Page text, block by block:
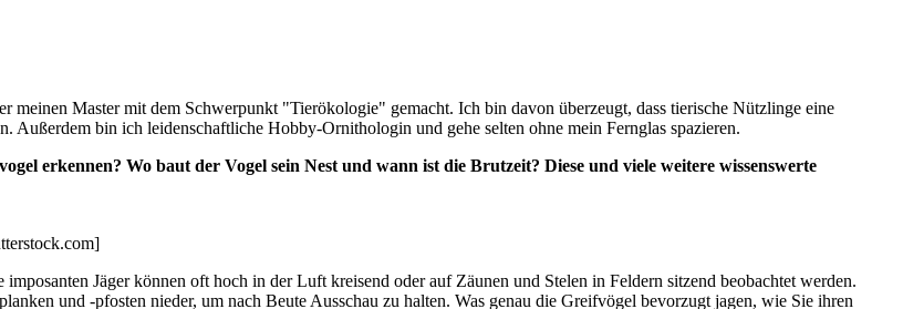
meinen Master mit dem Schwerpunkt "Tierökologie" gemacht. Ich bin davon überzeugt, dass tierische Nützlinge eine
bin ich leidenschaftliche Hobby-Ornithologin und gehe selten ohne mein Fernglas spazieren.
erkennen? Wo baut der Vogel sein Nest und wann ist die Brutzeit? Diese und viele weitere wissenswerte
Jäger können oft hoch in der Luft kreisend oder auf Zäunen und Stelen in Feldern sitzend beobachtet werden.
und -pfosten nieder, um nach Beute Ausschau zu halten. Was genau die Greifvögel bevorzugt jagen, wie Sie ihren